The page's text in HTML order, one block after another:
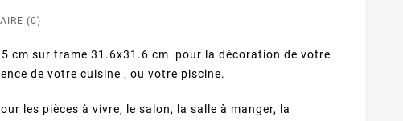
(0)
cm sur trame 31.6x31.6 cm pour la décoration de votre
de votre cuisine , ou votre piscine.
les pièces à vivre, le salon, la salle à manger, la